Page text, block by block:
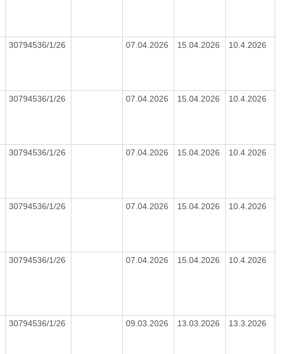
30794536/1/26 07.04.2026 15.04.2026 10.4.2026
30794536/1/26 07.04.2026 15.04.2026 10.4.2026
30794536/1/26 07.04.2026 15.04.2026 10.4.2026
30794536/1/26 07.04.2026 15.04.2026 10.4.2026
30794536/1/26 07.04.2026 15.04.2026 10.4.2026
30794536/1/26 09.03.2026 13.03.2026 13.3.2026